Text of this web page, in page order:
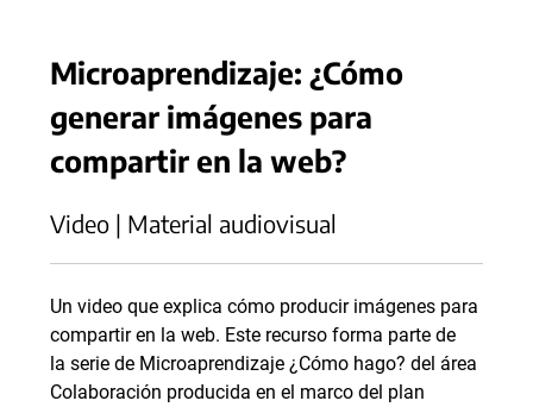
Microaprendizaje: ¿Cómo
generar imágenes para
compartir en la web?
Video | Material audiovisual
Un video que explica cómo producir imágenes para
compartir en la web. Este recurso forma parte de
la serie de Microaprendizaje ¿Cómo hago? del área
Colaboración producida en el marco del plan